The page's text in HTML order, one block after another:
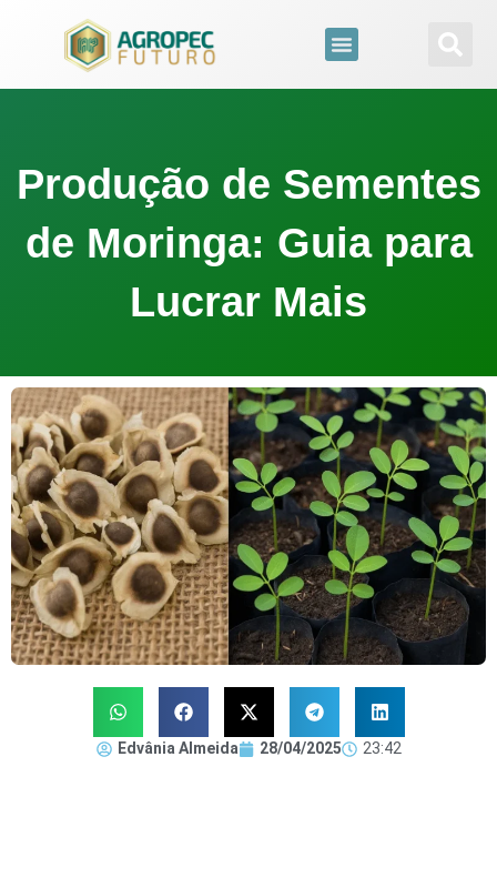
conteúdo
Produção de Sementes
de Moringa: Guia para
Lucrar Mais
Edvânia Almeida 28/04/2025 23:42